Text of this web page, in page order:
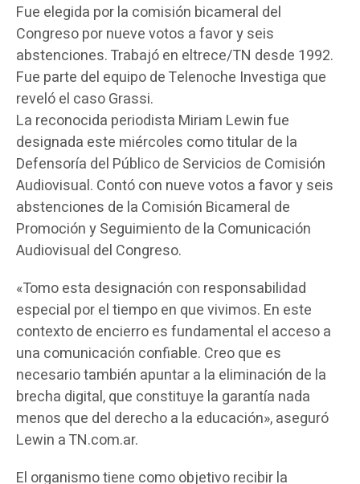
Fue elegida por la comisión bicameral del
Congreso por nueve votos a favor y seis
abstenciones. Trabajó en eltrece/TN desde 1992.
Fue parte del equipo de Telenoche Investiga que
reveló el caso Grassi.
La reconocida periodista Miriam Lewin fue
designada este miércoles como titular de la
Defensoría del Público de Servicios de Comisión
Audiovisual. Contó con nueve votos a favor y seis
abstenciones de la Comisión Bicameral de
Promoción y Seguimiento de la Comunicación
Audiovisual del Congreso.
«Tomo esta designación con responsabilidad
especial por el tiempo en que vivimos. En este
contexto de encierro es fundamental el acceso a
una comunicación confiable. Creo que es
necesario también apuntar a la eliminación de la
brecha digital, que constituye la garantía nada
menos que del derecho a la educación», aseguró
Lewin a TN.com.ar.
El organismo tiene como objetivo recibir la